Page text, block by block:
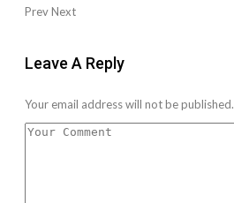
PrevNext
Leave A Reply
Your email address will not be published.